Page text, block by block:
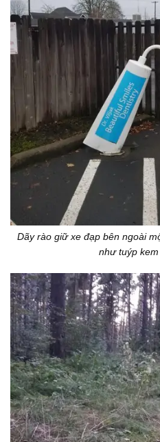
Dãy rào giữ xe đạp bên ngoài
như tuýp kem